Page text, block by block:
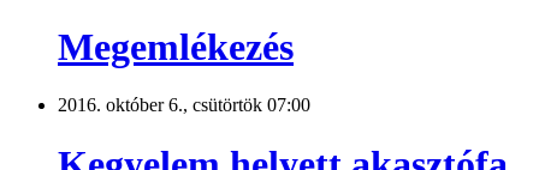
Megemlékezés
2016. október 6., csütörtök 07:00